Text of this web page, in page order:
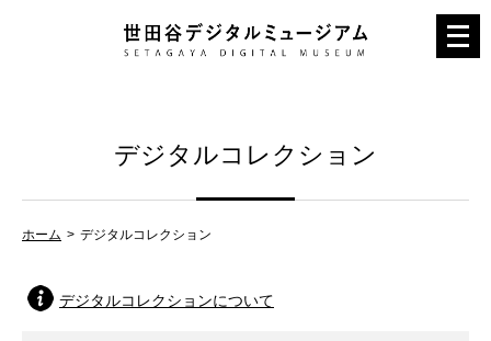
メ
ニ
デジタルコレクション
ホーム デジタルコレクション
デジタルコレクションについて